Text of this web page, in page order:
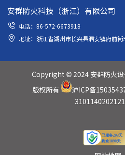
安群防火科技（浙江）有限公司
电话：86-572-6673918
地址：浙江省湖州市长兴县泗安镇府前
Copyright © 2024 安群防火设
版权所有
沪ICP备